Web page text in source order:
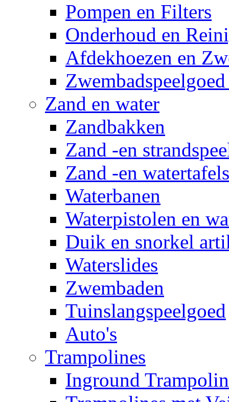
Pompen en Filters
Onderhoud en
Afdekhoezen en
Zand en water
Zandbakken
Zand -en
Zand -en watertafels
Waterbanen
Waterpistolen en
Duik en snorkel
Waterslides
Zwembaden
Tuinslangspeelgoed
Auto's
Trampolines
Inground